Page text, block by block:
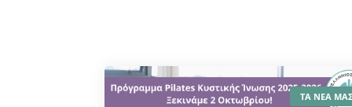
ΤΑ ΝΕΑ